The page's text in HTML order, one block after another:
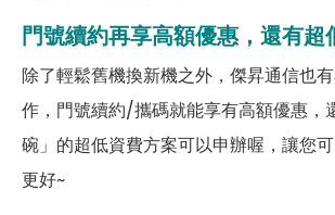
門號續約再享高額優惠，還有超
除了輕鬆舊機換新機之外，傑昇通信也
作，門號續約/攜碼就能享有高額優惠，
碗」的超低資費方案可以申辦喔，讓您
更好~